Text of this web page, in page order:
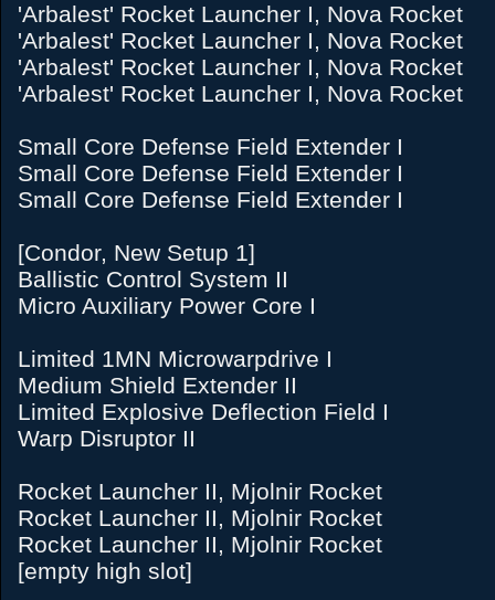
'Arbalest' Rocket Launcher I, Nova Rocket
'Arbalest' Rocket Launcher I, Nova Rocket
'Arbalest' Rocket Launcher I, Nova Rocket
'Arbalest' Rocket Launcher I, Nova Rocket
Small Core Defense Field Extender I
Small Core Defense Field Extender I
Small Core Defense Field Extender I
[Condor, New Setup 1]
Ballistic Control System II
Micro Auxiliary Power Core I
Limited 1MN Microwarpdrive I
Medium Shield Extender II
Limited Explosive Deflection Field I
Warp Disruptor II
Rocket Launcher II, Mjolnir Rocket
Rocket Launcher II, Mjolnir Rocket
Rocket Launcher II, Mjolnir Rocket
[empty high slot]